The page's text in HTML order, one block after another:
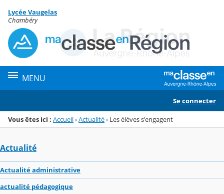
Menu de la rubrique
Contenu
Lycée Vaugelas
Chambéry
MENU
Se connecter
Vous êtes ici : Accueil›Actualité› Les élèves s'engagent
Actualité
Actualité administrative
actualité pédagogique